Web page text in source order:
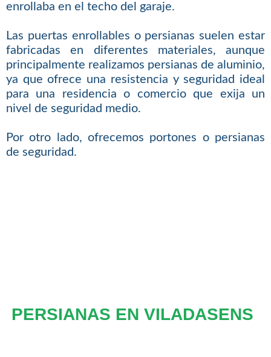
enrollaba en el techo del garaje.
Las puertas enrollables o persianas suelen estar
fabricadas en diferentes materiales, aunque
principalmente realizamos persianas de aluminio,
ya que ofrece una resistencia y seguridad ideal
para una residencia o comercio que exija un
nivel de seguridad medio.
Por otro lado, ofrecemos portones o persianas
de seguridad.
PERSIANAS EN VILADASENS